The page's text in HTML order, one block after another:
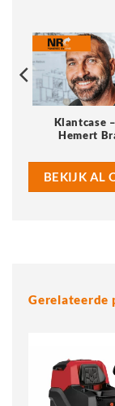
Klantcase
Hemert
BEKIJK AL
Gerelateerde